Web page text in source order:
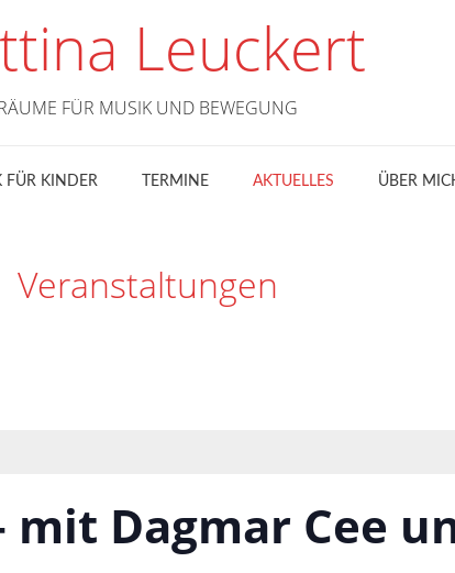
Leuckert
FÜR MUSIK UND BEWEGUNG
FÜR KINDER TERMINE AKTUELLES ÜBER
Veranstaltungen
mit Dagmar Cee